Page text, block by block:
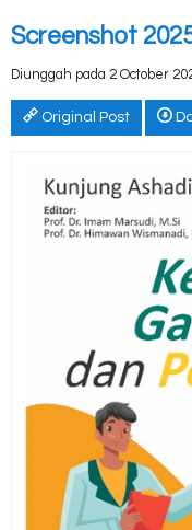
Screenshot
Diunggah pada 2 October
Original Post